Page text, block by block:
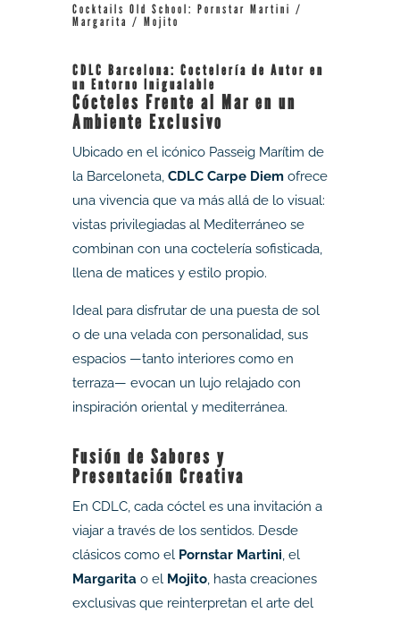
Cocktails Old School: Pornstar Martini /
Margarita / Mojito
CDLC Barcelona: Coctelería de Autor en
un Entorno Inigualable
Cócteles Frente al Mar en un
Ambiente Exclusivo
Ubicado en el icónico Passeig Marítim de
la Barceloneta, CDLC Carpe Diemofrece
una vivencia que va más allá de lo visual:
vistas privilegiadas al Mediterráneo se
combinan con una coctelería sofisticada,
llena de matices y estilo propio.
Ideal para disfrutar de una puesta de sol
o de una velada con personalidad, sus
espacios —tanto interiores como en
terraza— evocan un lujo relajado con
inspiración oriental y mediterránea.
Fusión de Sabores y
Presentación Creativa
En CDLC, cada cóctel es una invitación a
viajar a través de los sentidos. Desde
clásicos como el Pornstar Martini, el
Margaritao el Mojito, hasta creaciones
exclusivas que reinterpretan el arte del